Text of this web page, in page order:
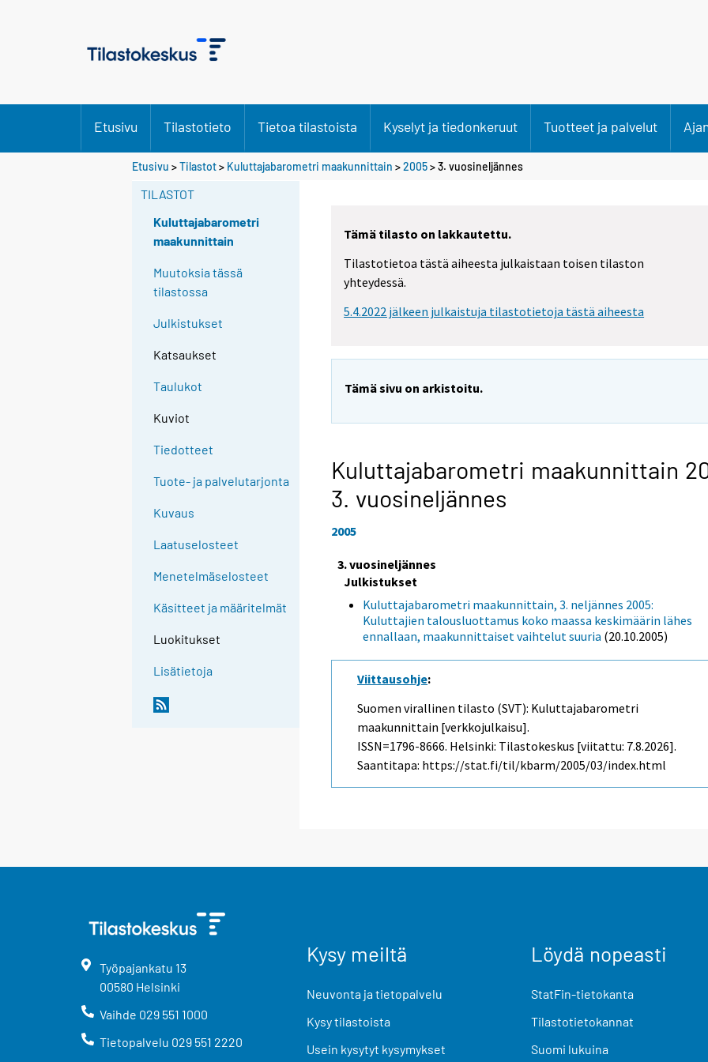
Etusivu Tilastotieto Tietoa tilastoista Kyselyt ja tiedonkeruut Tuotteet ja palvelut
Etusivu >Tilastot> Kuluttajabarometri maakunnittain >2005>3. vuosineljännes
TILASTOT
Kuluttajabarometri
maakunnittain
Muutoksia tässä
tilastossa
Julkistukset
Katsaukset
Taulukot
Kuviot
Tiedotteet
Tuote- ja palvelutarjonta
Kuvaus
Laatuselosteet
Menetelmäselosteet
Käsitteet ja määritelmät
Luokitukset
Lisätietoja
Tämä tilasto on lakkautettu.
Tilastotietoa tästä aiheesta julkaistaan toisen tilaston
yhteydessä.
5.4.2022 jälkeen julkaistuja tilastotietoja tästä aiheesta
Tämä sivu on arkistoitu.
Kuluttajabarometri maakunnittain
3. vuosineljännes
2005
3. vuosineljännes
Julkistukset
Kuluttajabarometri maakunnittain, 3. neljännes 2005:
Kuluttajien talousluottamus koko maassa keskimäärin lähes
ennallaan, maakunnittaiset vaihtelut suuria (20.10.2005)
Viittausohje:
Suomen virallinen tilasto (SVT): Kuluttajabarometri
maakunnittain [verkkojulkaisu].
ISSN=1796-8666. Helsinki: Tilastokeskus [viitattu: 7.8.2026].
Saantitapa: https://stat.fi/til/kbarm/2005/03/index.html
Työpajankatu 13
00580 Helsinki
Vaihde 029 551 1000
Tietopalvelu 029 551 2220
Kysy meiltä
Neuvonta ja tietopalvelu
Kysy tilastoista
Usein kysytyt kysymykset
Löydä nopeasti
StatFin-tietokanta
Tilastotietokannat
Suomi lukuina